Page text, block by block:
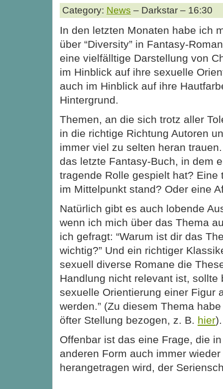
Category: News – Darkstar – 16:30
In den letzten Monaten habe ich
über “Diversity” in Fantasy-
eine vielfälltige Darstellung von
im Hinblick auf ihre sexuelle
auch im Hinblick auf ihre
Hintergrund.
Themen, an die sich trotz aller
in die richtige Richtung Autoren
immer viel zu selten heran
das letzte Fantasy-Buch, in dem
tragende Rolle gespielt hat? Eine
im Mittelpunkt stand? Oder eine
Natürlich gibt es auch lobende
wenn ich mich über das Thema
ich gefragt: “Warum ist dir das
wichtig?” Und ein richtiger
sexuell diverse Romane die
Handlung nicht relevant ist, sollte
sexuelle Orientierung einer Figur
werden.” (Zu diesem Thema
öfter Stellung bezogen, z. B. hier).
Offenbar ist das eine Frage, die
anderen Form auch immer
herangetragen wird, der